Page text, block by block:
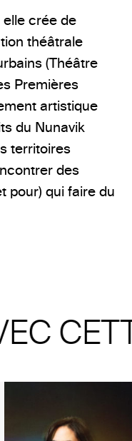
crée de
théâtrale
(Théâtre
Premières
artistique
du Nunavik
territoires
des
pour) qui faire du